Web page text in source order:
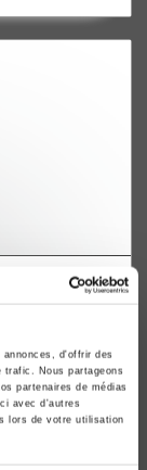
d'offrir des
Nous partageons
partenaires de médias
avec d'autres
lors de votre utilisation
politiques